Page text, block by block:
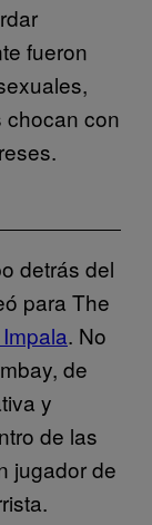
fueron
chocan con
detrás del
para The
. No
de
y
de las
jugador de